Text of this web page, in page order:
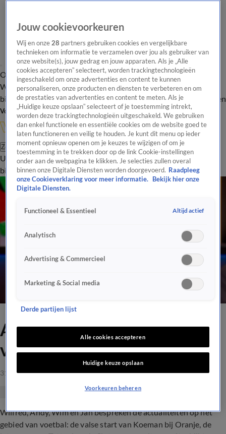
Overzicht Onze programma's Uitzendingen Onze gezichten
In de
WandelgangenInterviewsUitzending
bijwonenPodcastShopVeelgestelde vragenKijkersvraag insturen
Volg Vandaag Inside
Zoeken
UitzendingenVandaag InsideDe OranjezomerShopUitzending
bijwonen
Aflevering Veronica Offside,
vrijdag 31 maart 2023
31 mrt 2023, 22:07
Wilfred, Andy, Wim en Jan bespreken de actualiteiten op het
gebied van voetbal: de valse start van Koeman bij Oranje, de
Jouw cookievoorkeuren
Wij en onze28 partners gebruiken cookies en vergelijkbare
technieken om informatie te verzamelen over jou als gebruiker van
onze website(s), jouw gedrag en jouw apparaten. Als je „Alle
cookies accepteren” selecteert, worden trackingtechnologieën
ingeschakeld om onze advertenties en content te kunnen
personaliseren, onze producten en diensten te verbeteren en om
de prestaties van advertenties en content te meten. Als je
„Huidige keuze opslaan” selecteert of je toestemming intrekt,
worden deze trackingtechnologieën uitgeschakeld. We gebruiken
dan enkel functionele en essentiële cookies om de website goed te
laten functioneren en veilig te houden. Je kunt dit menu op ieder
moment opnieuw openen om je keuzes te wijzigen of om je
toestemming in te trekken door op de link Cookie-instellingen
onder aan de webpagina te klikken. Je selecties zullen overal
binnen onze Digitale Diensten worden doorgevoerd. Raadpleeg
onze Cookieverklaring voor meer informatie.
Bekijk hier onze
Digitale Diensten.
Functioneel & Essentieel Altijd actief
Analytisch
Advertising & Commercieel
Marketing & Social media
Derde partijen lijst
Alle cookies accepteren
Huidige keuze opslaan
Voorkeuren beheren